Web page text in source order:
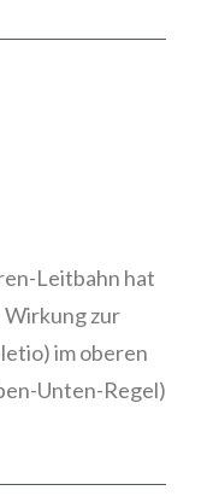
Leitbahn hat
Wirkung zur
im oberen
Unten-Regel)